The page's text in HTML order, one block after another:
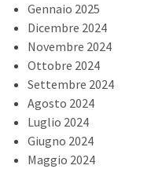
Gennaio 2025
Dicembre 2024
Novembre 2024
Ottobre 2024
Settembre 2024
Agosto 2024
Luglio 2024
Giugno 2024
Maggio 2024